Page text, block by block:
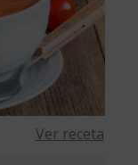
Ver receta